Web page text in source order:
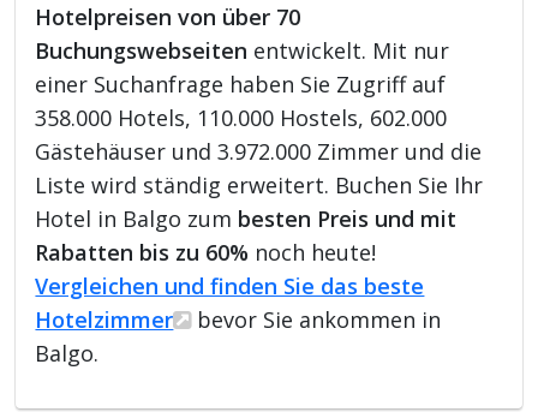
Hotelpreisen von über 70
Buchungswebseiten entwickelt. Mit nur
einer Suchanfrage haben Sie Zugriff auf
358.000 Hotels, 110.000 Hostels, 602.000
Gästehäuser und 3.972.000 Zimmer und die
Liste wird ständig erweitert. Buchen Sie Ihr
Hotel in Balgo zum besten Preis und mit
Rabatten bis zu 60% noch heute!
Vergleichen und finden Sie das beste
Hotelzimmer
bevor Sie ankommen in
Balgo.